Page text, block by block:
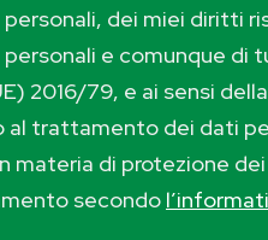
dei miei diritti
e comunque di
2016/79, e ai sensi
al trattamento dei dati
materia di protezione
secondo